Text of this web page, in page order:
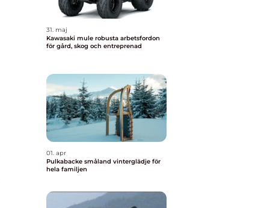
31. maj
Kawasaki mule robusta arbetsfordon
för gård, skog och entreprenad
01. apr
Pulkabacke småland vinterglädje för
hela familjen